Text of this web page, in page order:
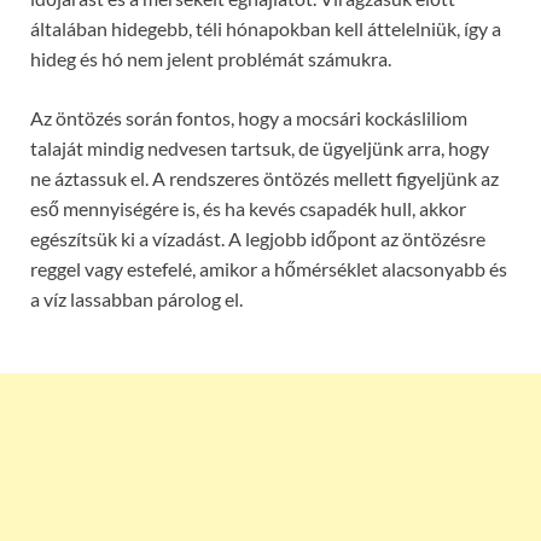
általában hidegebb, téli hónapokban kell áttelelniük, így a
hideg és hó nem jelent problémát számukra.
Az öntözés során fontos, hogy a mocsári kockásliliom
talaját mindig nedvesen tartsuk, de ügyeljünk arra, hogy
ne áztassuk el. A rendszeres öntözés mellett figyeljünk az
eső mennyiségére is, és ha kevés csapadék hull, akkor
egészítsük ki a vízadást. A legjobb időpont az öntözésre
reggel vagy estefelé, amikor a hőmérséklet alacsonyabb és
a víz lassabban párolog el.